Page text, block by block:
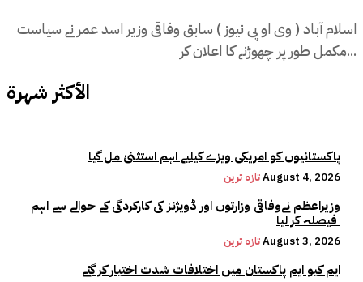
اسلام آباد ( وی او پی نیوز ) سابق وفاقی وزیر اسد عمر نے سیاست
مکمل طور پر چھوڑنے کا اعلان کر...
الأكثر شهرة
پاکستانیوں کو امریکی ویزے کیلیے اہم استثنیٰ مل گیا
تازہ ترینAugust 4, 2026
وزیراعظم نےوفاقی وزارتوں اور ڈویژنز کی کارکردگی کے حوالے سے اہم
تازہ ترینAugust 3, 2026
ایم کیو ایم پاکستان میں اختلافات شدت اختیار کر گئے